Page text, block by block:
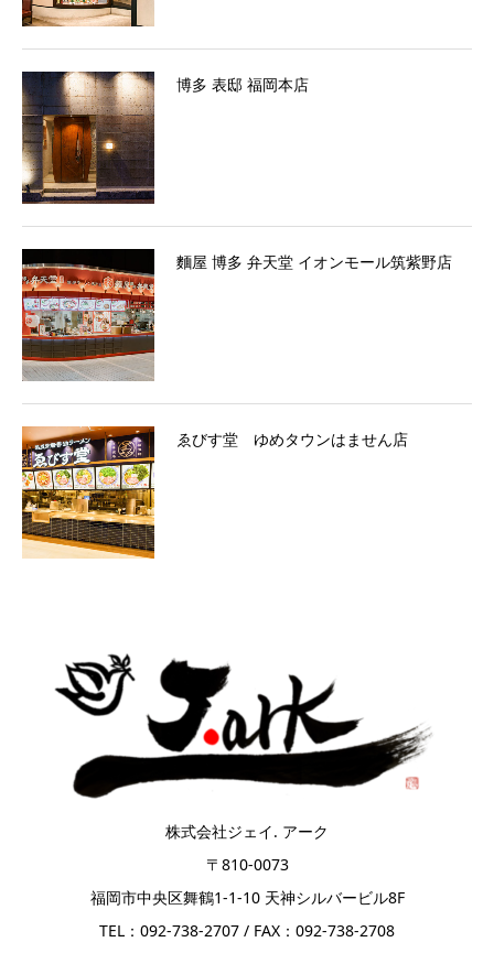
博多 表邸 福岡本店
麵屋 博多 弁天堂 イオンモール筑紫野店
ゑびす堂 ゆめタウンはません店
株式会社ジェイ. アーク
〒810-0073
福岡市中央区舞鶴1-1-10 天神シルバービル8F
TEL：092-738-2707 / FAX：092-738-2708